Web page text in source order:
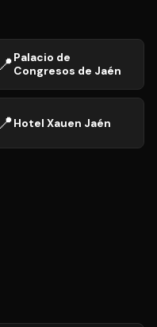
📍Palacio de
Congresos de Jaén
📍Hotel Xauen Jaén